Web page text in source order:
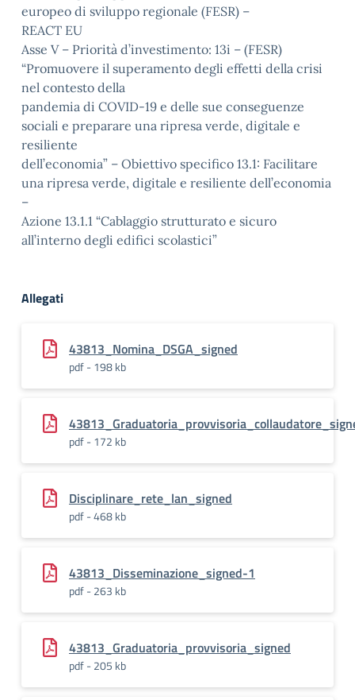
europeo di sviluppo regionale (FESR) –
REACT EU
Asse V – Priorità d’investimento: 13i – (FESR)
“Promuovere il superamento degli effetti della crisi
nel contesto della
pandemia di COVID-19 e delle sue conseguenze
sociali e preparare una ripresa verde, digitale e
resiliente
dell’economia” – Obiettivo specifico 13.1: Facilitare
una ripresa verde, digitale e resiliente dell’economia
–
Azione 13.1.1 “Cablaggio strutturato e sicuro
all’interno degli edifici scolastici”
Allegati
43813_Nomina_DSGA_signed
pdf - 198 kb
pdf - 172 kb
Disciplinare_rete_lan_signed
pdf - 468 kb
43813_Disseminazione_signed-1
pdf - 263 kb
43813_Graduatoria_provvisoria_signed
pdf - 205 kb